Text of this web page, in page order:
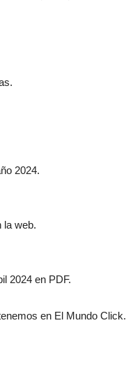
2024.
la web.
2024 en PDF.
en El Mundo Click.